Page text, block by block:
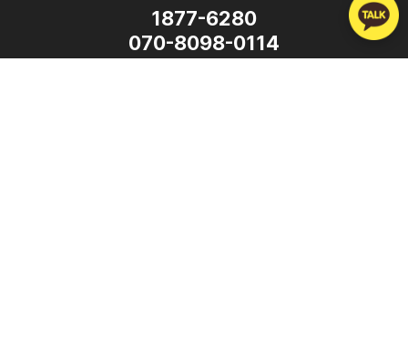
1877-6280
070-8098-0114